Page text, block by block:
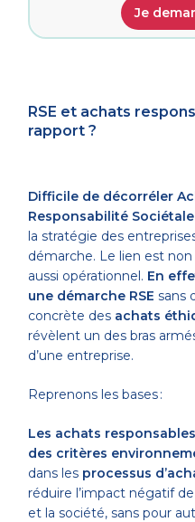
Je
RSE et achats
rapport ?
Difficile de décorréler
Responsabilité
la stratégie des
démarche. Le lien est
aussi opérationnel. En
une démarche RSE sans
concrète des achats
révèlent un des bras
d’une entreprise.
Reprenons les bases :
Les achats responsables
des critères
dans les processus
réduire l’impact négatif
et la société, sans pour